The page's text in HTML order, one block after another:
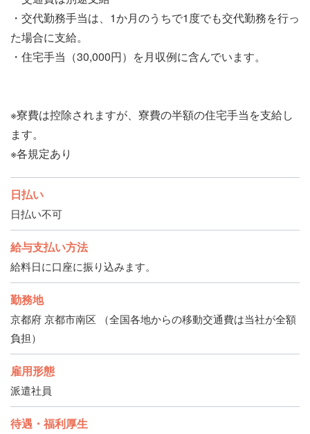
・交代勤務手当は、1か月のうちで1度でも交代勤務を行っ
た場合に支給。
・住宅手当（30,000円）を月収例に含んでいます。
※寮費は控除されますが、寮費の半額の住宅手当を支給し
ます。
※各規定あり
日払い
日払い不可
給与支払い方法
給料日に口座に振り込みます。
勤務地
京都府 京都市南区 （全国各地からの移動交通費は当社が全額
負担）
雇用形態
派遣社員
待遇・福利厚生